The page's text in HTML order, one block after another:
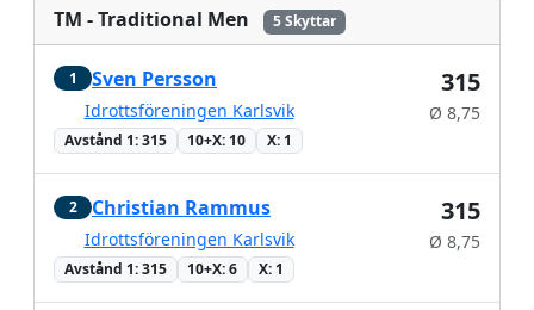
TM - Traditional Men 5 Skyttar
1 Sven Persson
Idrottsföreningen Karlsvik
Avstånd 1: 315 10+X: 10 X: 1
315
Ø 8,75
2 Christian Rammus
Idrottsföreningen Karlsvik
Avstånd 1: 315 10+X: 6 X: 1
315
Ø 8,75